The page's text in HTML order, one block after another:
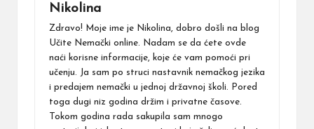
Nikolina
Zdravo! Moje ime je Nikolina, dobro došli na blog
Učite Nemački online. Nadam se da ćete ovde
naći korisne informacije, koje će vam pomoći pri
učenju. Ja sam po struci nastavnik nemačkog jezika
i predajem nemački u jednoj državnoj školi. Pored
toga dugi niz godina držim i privatne časove.
Tokom godina rada sakupila sam mnogo